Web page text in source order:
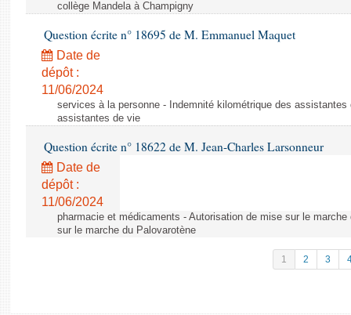
collège Mandela à Champigny
Question écrite n° 18695 de M. Emmanuel Maquet
Date de
dépôt :
11/06/2024
services à la personne - Indemnité kilométrique des
assistantes de vie
Question écrite n° 18622 de M. Jean-Charles Larsonneur
Date de
dépôt :
11/06/2024
pharmacie et médicaments - Autorisation de mise sur le
sur le marche du Palovarotène
1 2 3